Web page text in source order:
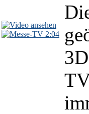
2:04